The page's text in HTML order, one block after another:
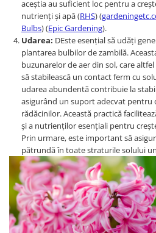
aceștia au suficient loc pentru a
nutrienți și apă​ (RHS)​ (
Bulbs)​ (Epic Gardening).
Udarea: DEste esențial să udăți
plantarea bulbilor de zambilă.
buzunarelor de aer din sol, care
să stabilească un contact ferm cu
udarea abundentă contribuie la
asigurând un suport adecvat pentru
rădăcinilor. Această practică
și a nutrienților esențiali pentru
Prin urmare, este important să
pătrundă în toate straturile solului